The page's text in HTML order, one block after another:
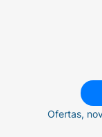
Ofertas,